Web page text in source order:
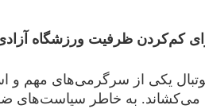
کم‌کردن ظرفیت ورزشگاه
یکی از سرگرمی‌های مهم و
می‌کشاند. به خاطر سیاست‌های